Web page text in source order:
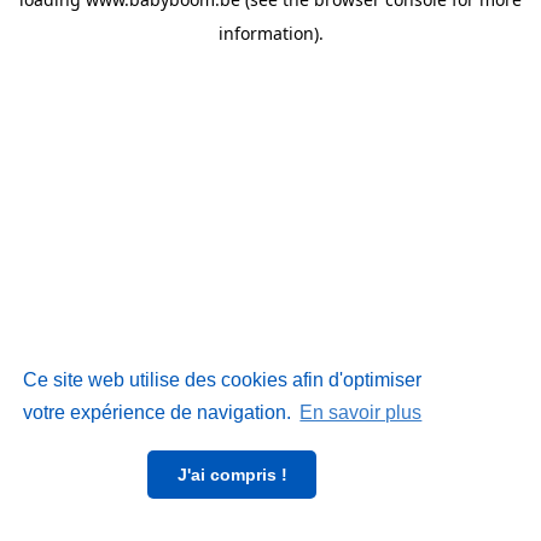
Ce site web utilise des cookies afin d'optimiser
votre expérience de navigation. En savoir plus
J'ai compris !
information).